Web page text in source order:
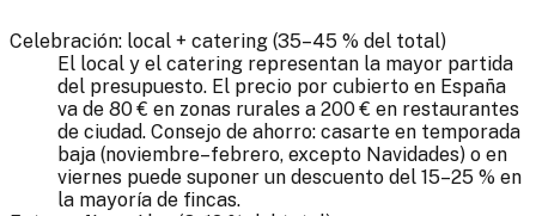
Celebración: local + catering (35–45 % del total)
El local y el catering representan la mayor partida
del presupuesto. El precio por cubierto en España
va de 80 € en zonas rurales a 200 € en restaurantes
de ciudad. Consejo de ahorro: casarte en temporada
baja (noviembre–febrero, excepto Navidades) o en
viernes puede suponer un descuento del 15–25 % en
la mayoría de fincas.